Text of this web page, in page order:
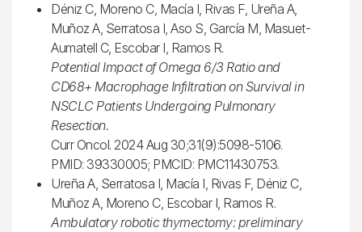
Déniz C, Moreno C, Macía I, Rivas F, Ureña A,
Muñoz A, Serratosa I, Aso S, García M, Masuet-
Aumatell C, Escobar I, Ramos R.
Potential Impact of Omega 6/3 Ratio and
CD68+ Macrophage Infiltration on Survival in
NSCLC Patients Undergoing Pulmonary
Resection.
Curr Oncol. 2024 Aug 30;31(9):5098-5106.
PMID: 39330005; PMCID: PMC11430753.
Ureña A, Serratosa I, Macía I, Rivas F, Déniz C,
Muñoz A, Moreno C, Escobar I, Ramos R.
Ambulatory robotic thymectomy: preliminary